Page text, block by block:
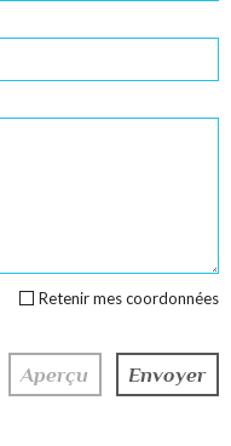
Retenir mes coordonnées